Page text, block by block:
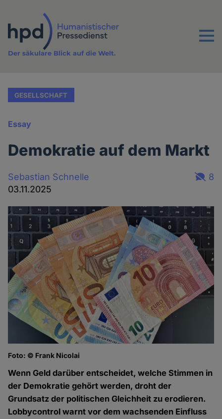
Inhalt
Menu
Der säkulare Blick auf die Welt.
GESELLSCHAFT
Essay
Demokratie auf dem Markt
Sebastian Schnelle
03.11.2025
8
Foto: © Frank Nicolai
Wenn Geld darüber entscheidet, welche Stimmen in
der Demokratie gehört werden, droht der
Grundsatz der politischen Gleichheit zu erodieren.
Lobbycontrol warnt vor dem wachsenden Einfluss